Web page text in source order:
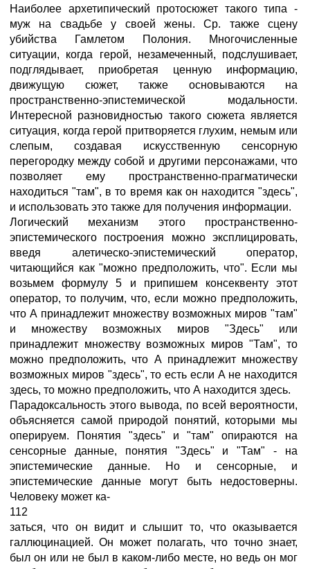
Наиболее архетипический протосюжет такого типа -
муж на свадьбе у своей жены. Ср. также сцену
убийства Гамлетом Полония. Многочисленные
ситуации, когда герой, незамеченный, подслушивает,
подглядывает, приобретая ценную информацию,
движущую сюжет, также основываются на
пространственно-эпистемической модальности.
Интересной разновидностью такого сюжета является
ситуация, когда герой притворяется глухим, немым или
слепым, создавая искусственную сенсорную
перегородку между собой и другими персонажами, что
позволяет ему пространственно-прагматически
находиться "там", в то время как он находится "здесь",
и использовать это также для получения информации.
Логический механизм этого пространственно-
эпистемического построения можно эксплицировать,
введя алетическо-эпистемический оператор,
читающийся как "можно предположить, что". Если мы
возьмем формулу 5 и припишем консеквенту этот
оператор, то получим, что, если можно предположить,
что А принадлежит множеству возможных миров "там"
и множеству возможных миров "Здесь" или
принадлежит множеству возможных миров "Там", то
можно предположить, что А принадлежит множеству
возможных миров "здесь", то есть если А не находится
здесь, то можно предположить, что А находится здесь.
Парадоксальность этого вывода, по всей вероятности,
объясняется самой природой понятий, которыми мы
оперируем. Понятия "здесь" и "там" опираются на
сенсорные данные, понятия "Здесь" и "Там" - на
эпистемические данные. Но и сенсорные, и
эпистемические данные могут быть недостоверны.
Человеку может ка-
112
заться, что он видит и слышит то, что оказывается
галлюцинацией. Он может полагать, что точно знает,
был он или не был в каком-либо месте, но ведь он мог